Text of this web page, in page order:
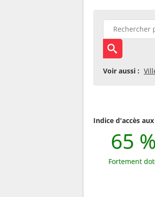
Voir aussi :
Indice d'accès
65 %
Fortement